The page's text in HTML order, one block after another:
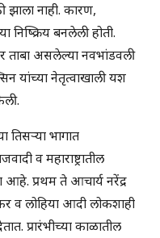
झाला नाही. कारण,
निष्क्रिय बनलेली होती.
ताबा असलेल्या नवभांडवली
यांच्या नेतृत्वाखाली यश
तिसऱ्या भागात
व महाराष्ट्रातील
आहे. प्रथम ते आचार्य नरेंद्र
व लोहिया आदी लोकशाही
प्रारंभीच्या काळातील